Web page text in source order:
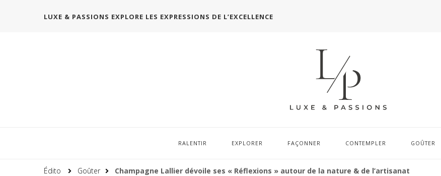
LUXE & PASSIONS EXPLORE LES EXPRESSIONS DE L’EXCELLENCE
RALENTIR EXPLORER FAÇONNER CONTEMPLER GOÛTER
Édito Goûter Champagne Lallier dévoile ses « Réflexions » autour de la nature & de l’artisanat